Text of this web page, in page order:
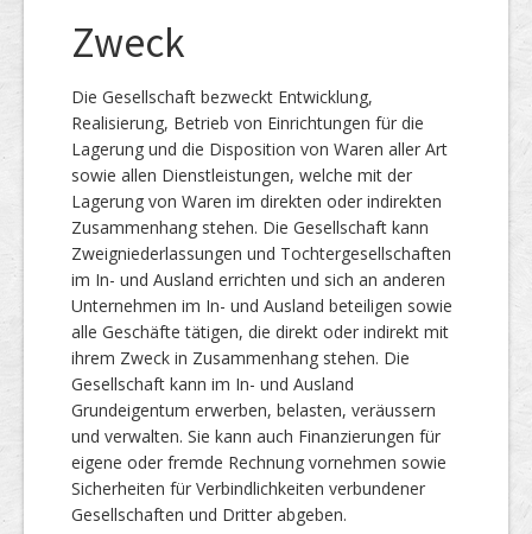
Zweck
Die Gesellschaft bezweckt Entwicklung,
Realisierung, Betrieb von Einrichtungen für die
Lagerung und die Disposition von Waren aller Art
sowie allen Dienstleistungen, welche mit der
Lagerung von Waren im direkten oder indirekten
Zusammenhang stehen. Die Gesellschaft kann
Zweigniederlassungen und Tochtergesellschaften
im In- und Ausland errichten und sich an anderen
Unternehmen im In- und Ausland beteiligen sowie
alle Geschäfte tätigen, die direkt oder indirekt mit
ihrem Zweck in Zusammenhang stehen. Die
Gesellschaft kann im In- und Ausland
Grundeigentum erwerben, belasten, veräussern
und verwalten. Sie kann auch Finanzierungen für
eigene oder fremde Rechnung vornehmen sowie
Sicherheiten für Verbindlichkeiten verbundener
Gesellschaften und Dritter abgeben.